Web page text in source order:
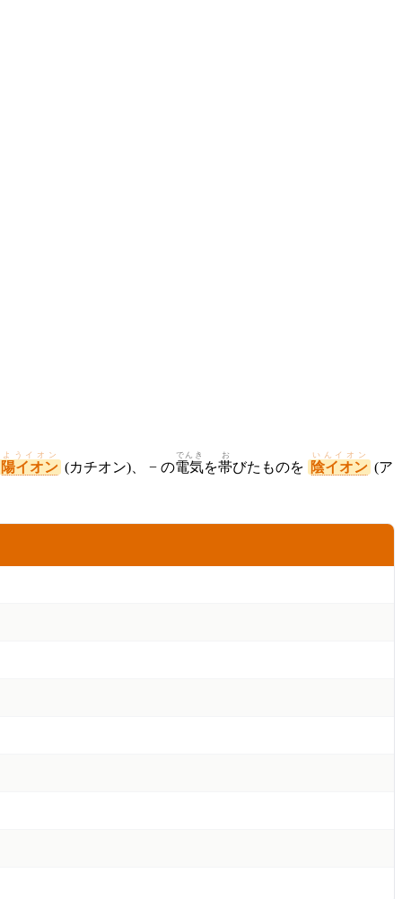
陽イオン
ようイオン
(カチオン)、 − の電気
でんき
を帯
お
びたものを 陰イオン
いんイオン
(ア